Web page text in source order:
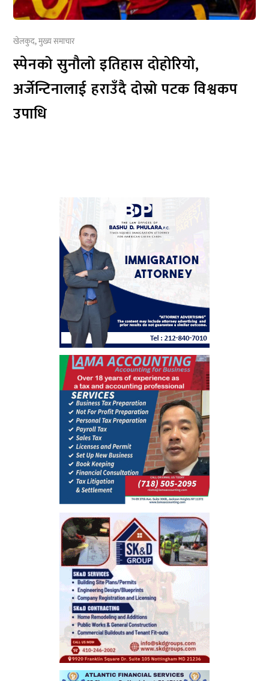
खेलकुद,मुख्य समाचार
स्पेनको सुनौलो इतिहास दोहोरियो,
अर्जेन्टिनालाई हराउँदै दोस्रो पटक विश्वकप
उपाधि